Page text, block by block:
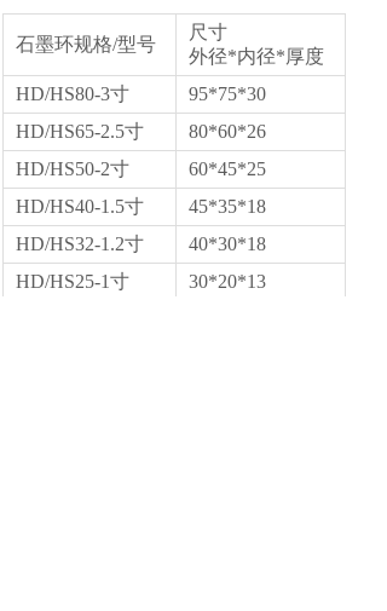
石墨环规格/型号
尺寸
外径*内径*厚度
HD/HS80-3寸
95*75*30
HD/HS65-2.5寸
80*60*26
HD/HS50-2寸
60*45*25
HD/HS40-1.5寸
45*35*18
HD/HS32-1.2寸
40*30*18
HD/HS25-1寸
30*20*13